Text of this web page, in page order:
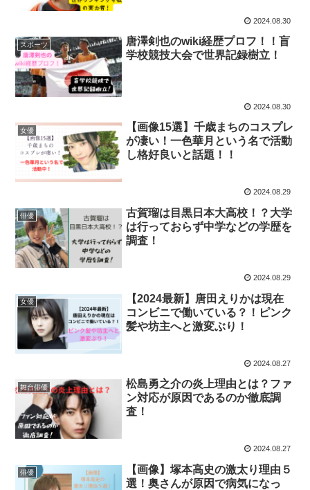
2024.08.30
スポーツ
唐澤剣也のwiki経歴プロフ！！盲
学校競技大会で世界記録樹立！
2024.08.30
女優
【画像15選】千歳まちのコスプレ
が凄い！一色華月という名で活動
し格好良いと話題！！
2024.08.29
俳優
古賀瑠は目黒日本大高校！？大学
は行っておらず中学などの学歴を
調査！
2024.08.29
女優
【2024最新】唐田えりかは現在
コンビニで働いている？！ピンク
髪や坊主へと激変ぶり！
2024.08.27
舞台俳優
松島勇之介の炎上理由とは？ファ
ン対応が原因であるのか徹底調
査！
2024.08.27
俳優
【画像】塚本高史の激太り理由５
選！奥さんが原因で病気になっ